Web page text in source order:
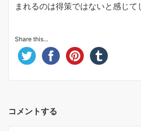
まれるのは得策ではないと感じて
Share this...
コメントする